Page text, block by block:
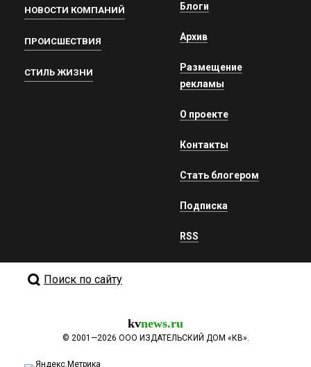
НОВОСТИ КОМПАНИЙ
ПРОИСШЕСТВИЯ
СТИЛЬ ЖИЗНИ
Блоги
Архив
Размещение
рекламы
О проекте
Контакты
Стать блогером
Подписка
RSS
Поиск по сайту
kvnews.ru
© 2001—2026 ООО ИЗДАТЕЛЬСКИЙ ДОМ «КВ».